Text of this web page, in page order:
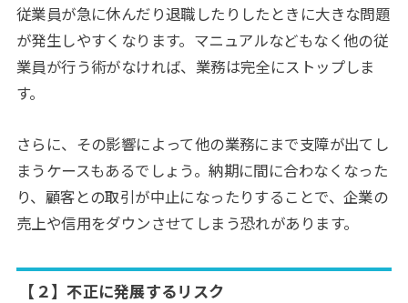
従業員が急に休んだり退職したりしたときに大きな問題
が発生しやすくなります。マニュアルなどもなく他の従
業員が行う術がなければ、業務は完全にストップしま
す。
さらに、その影響によって他の業務にまで支障が出てし
まうケースもあるでしょう。納期に間に合わなくなった
り、顧客との取引が中止になったりすることで、企業の
売上や信用をダウンさせてしまう恐れがあります。
【２】不正に発展するリスク